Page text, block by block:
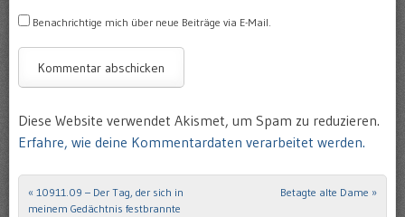
Benachrichtige mich über neue Beiträge via E-Mail.
Diese Website verwendet Akismet, um Spam zu reduzieren.
Erfahre, wie deine Kommentardaten verarbeitet werden.
Post navigation
« 10911.09 – Der Tag, der sich in
meinem Gedächtnis festbrannte
Betagte alte Dame »